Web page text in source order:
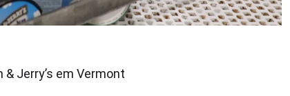
Jerry’s em Vermont